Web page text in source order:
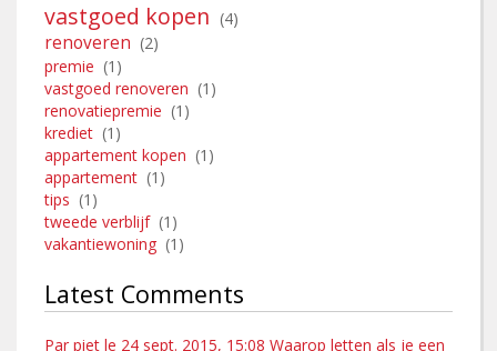
vastgoed kopen (4)
renoveren (2)
premie (1)
vastgoed renoveren (1)
renovatiepremie (1)
krediet (1)
appartement kopen (1)
appartement (1)
tips (1)
tweede verblijf (1)
vakantiewoning (1)
Latest Comments
Par piet le 24 sept. 2015, 15:08 Waarop letten als je een